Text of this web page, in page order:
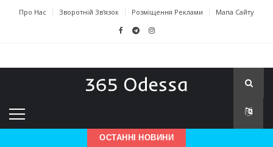
Про Нас Зворотній Зв'язок Розміщення Реклами Мапа Сайту
ОСТАННІ НОВИНИ